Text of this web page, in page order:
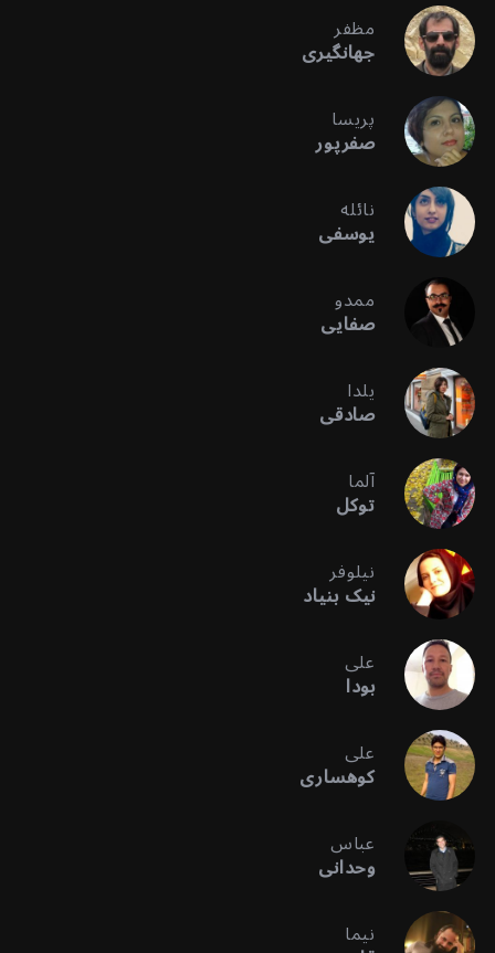
مظفر
جهانگیری
پریسا
صفرپور
نائله
یوسفی
ممدو
صفایی
یلدا
صادقی
آلما
توکل
نیلوفر
نیک بنیاد
علی
بودا
علی
کوهساری
عباس
وحدانی
نیما